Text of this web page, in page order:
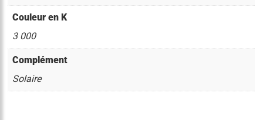
Couleur en K
3 000
Complément
Solaire